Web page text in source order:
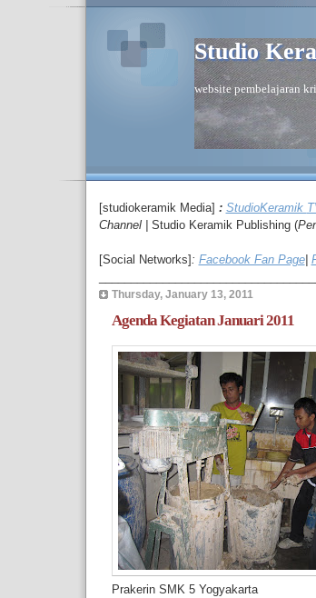
Studio
website pembelajaran
[studiokeramik Media] : StudioKeramik
Channel| Studio Keramik Publishing (
[Social Networks]: Facebook Fan Page|
Thursday, January 13, 2011
Agenda Kegiatan Januari 2011
Prakerin SMK 5 Yogyakarta